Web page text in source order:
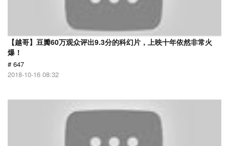
【越哥】豆瓣60万观众评出9.3分的科幻片，上映十年依然非常火
爆！
# 647
2018-10-16 08:32